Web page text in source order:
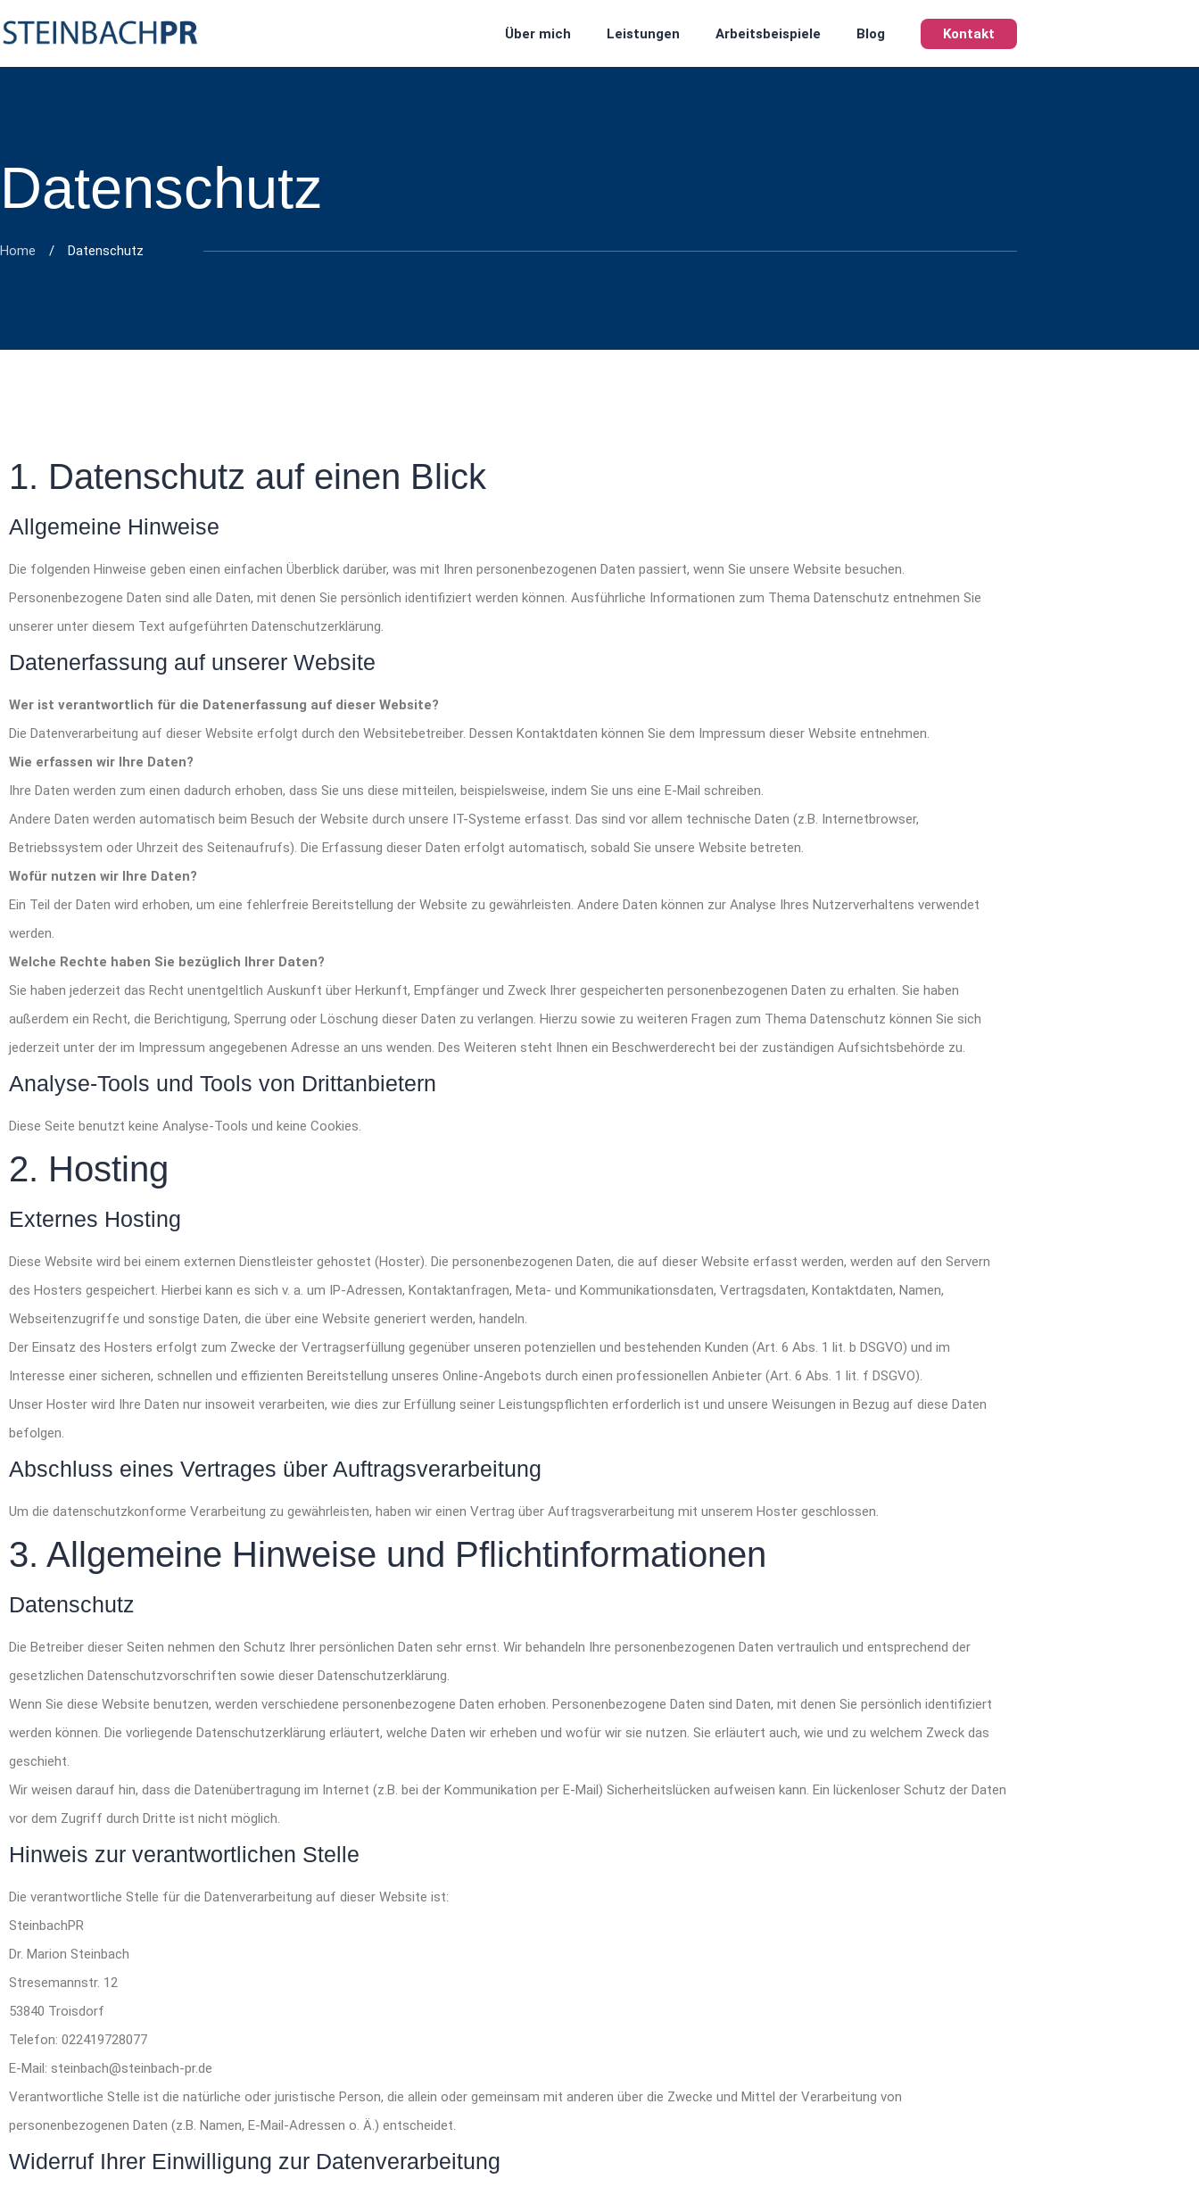
Über mich Leistungen Arbeitsbeispiele Blog Kontakt
Datenschutz
Home / Datenschutz
1. Datenschutz auf einen Blick
Allgemeine Hinweise
Die folgenden Hinweise geben einen einfachen Überblick darüber, was mit Ihren personenbezogenen Daten passiert, wenn Sie unsere Website besuchen.
Personenbezogene Daten sind alle Daten, mit denen Sie persönlich identifiziert werden können. Ausführliche Informationen zum Thema Datenschutz entnehmen Sie
unserer unter diesem Text aufgeführten Datenschutzerklärung.
Datenerfassung auf unserer Website
Wer ist verantwortlich für die Datenerfassung auf dieser Website?
Die Datenverarbeitung auf dieser Website erfolgt durch den Websitebetreiber. Dessen Kontaktdaten können Sie dem Impressum dieser Website entnehmen.
Wie erfassen wir Ihre Daten?
Ihre Daten werden zum einen dadurch erhoben, dass Sie uns diese mitteilen, beispielsweise, indem Sie uns eine E-Mail schreiben.
Andere Daten werden automatisch beim Besuch der Website durch unsere IT-Systeme erfasst. Das sind vor allem technische Daten (z.B. Internetbrowser,
Betriebssystem oder Uhrzeit des Seitenaufrufs). Die Erfassung dieser Daten erfolgt automatisch, sobald Sie unsere Website betreten.
Wofür nutzen wir Ihre Daten?
Ein Teil der Daten wird erhoben, um eine fehlerfreie Bereitstellung der Website zu gewährleisten. Andere Daten können zur Analyse Ihres Nutzerverhaltens verwendet
werden.
Welche Rechte haben Sie bezüglich Ihrer Daten?
Sie haben jederzeit das Recht unentgeltlich Auskunft über Herkunft, Empfänger und Zweck Ihrer gespeicherten personenbezogenen Daten zu erhalten. Sie haben
außerdem ein Recht, die Berichtigung, Sperrung oder Löschung dieser Daten zu verlangen. Hierzu sowie zu weiteren Fragen zum Thema Datenschutz können Sie sich
jederzeit unter der im Impressum angegebenen Adresse an uns wenden. Des Weiteren steht Ihnen ein Beschwerderecht bei der zuständigen Aufsichtsbehörde zu.
Analyse-Tools und Tools von Drittanbietern
Diese Seite benutzt keine Analyse-Tools und keine Cookies.
2. Hosting
Externes Hosting
Diese Website wird bei einem externen Dienstleister gehostet (Hoster). Die personenbezogenen Daten, die auf dieser Website erfasst werden, werden auf den Servern
des Hosters gespeichert. Hierbei kann es sich v. a. um IP-Adressen, Kontaktanfragen, Meta- und Kommunikationsdaten, Vertragsdaten, Kontaktdaten, Namen,
Webseitenzugriffe und sonstige Daten, die über eine Website generiert werden, handeln.
Der Einsatz des Hosters erfolgt zum Zwecke der Vertragserfüllung gegenüber unseren potenziellen und bestehenden Kunden (Art. 6 Abs. 1 lit. b DSGVO) und im
Interesse einer sicheren, schnellen und effizienten Bereitstellung unseres Online-Angebots durch einen professionellen Anbieter (Art. 6 Abs. 1 lit. f DSGVO).
Unser Hoster wird Ihre Daten nur insoweit verarbeiten, wie dies zur Erfüllung seiner Leistungspflichten erforderlich ist und unsere Weisungen in Bezug auf diese Daten
befolgen.
Abschluss eines Vertrages über Auftragsverarbeitung
Um die datenschutzkonforme Verarbeitung zu gewährleisten, haben wir einen Vertrag über Auftragsverarbeitung mit unserem Hoster geschlossen.
3. Allgemeine Hinweise und Pflichtinformationen
Datenschutz
Die Betreiber dieser Seiten nehmen den Schutz Ihrer persönlichen Daten sehr ernst. Wir behandeln Ihre personenbezogenen Daten vertraulich und entsprechend der
gesetzlichen Datenschutzvorschriften sowie dieser Datenschutzerklärung.
Wenn Sie diese Website benutzen, werden verschiedene personenbezogene Daten erhoben. Personenbezogene Daten sind Daten, mit denen Sie persönlich identifiziert
werden können. Die vorliegende Datenschutzerklärung erläutert, welche Daten wir erheben und wofür wir sie nutzen. Sie erläutert auch, wie und zu welchem Zweck das
geschieht.
Wir weisen darauf hin, dass die Datenübertragung im Internet (z.B. bei der Kommunikation per E-Mail) Sicherheitslücken aufweisen kann. Ein lückenloser Schutz der Daten
vor dem Zugriff durch Dritte ist nicht möglich.
Hinweis zur verantwortlichen Stelle
Die verantwortliche Stelle für die Datenverarbeitung auf dieser Website ist:
SteinbachPR
Dr. Marion Steinbach
Stresemannstr. 12
53840 Troisdorf
Telefon: 022419728077
E-Mail: steinbach@steinbach-pr.de
Verantwortliche Stelle ist die natürliche oder juristische Person, die allein oder gemeinsam mit anderen über die Zwecke und Mittel der Verarbeitung von
personenbezogenen Daten (z.B. Namen, E-Mail-Adressen o. Ä.) entscheidet.
Widerruf Ihrer Einwilligung zur Datenverarbeitung